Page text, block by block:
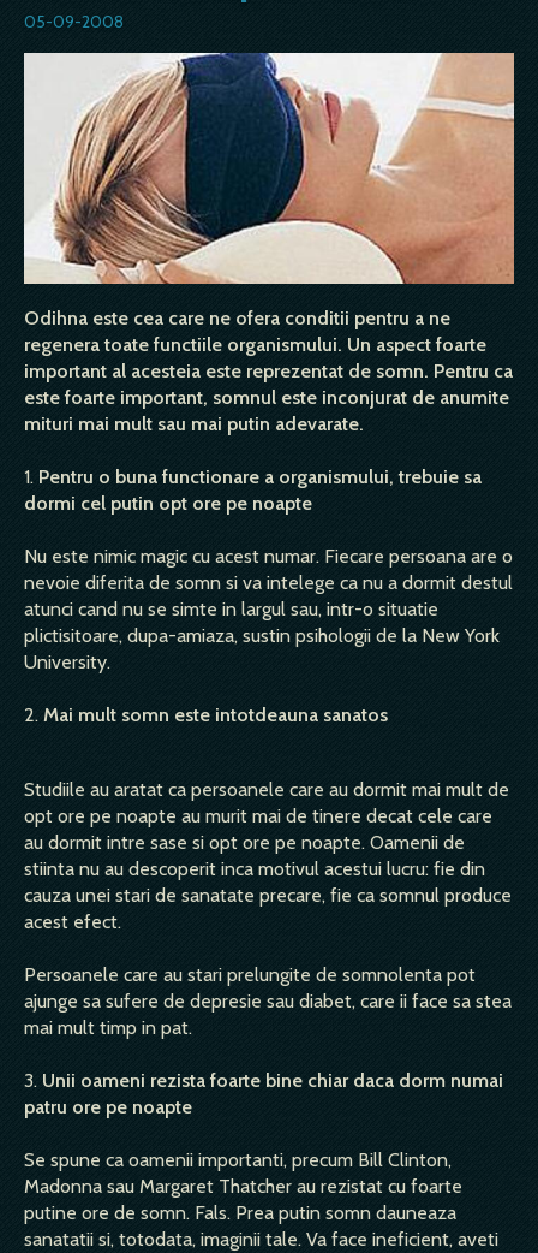
05-09-2008
Odihna este cea care ne ofera conditii pentru a ne
regenera toate functiile organismului. Un aspect foarte
important al acesteia este reprezentat de somn. Pentru ca
este foarte important, somnul este inconjurat de anumite
mituri mai mult sau mai putin adevarate.
1. Pentru o buna functionare a organismului, trebuie sa
dormi cel putin opt ore pe noapte
Nu este nimic magic cu acest numar. Fiecare persoana are o
nevoie diferita de somn si va intelege ca nu a dormit destul
atunci cand nu se simte in largul sau, intr-o situatie
plictisitoare, dupa-amiaza, sustin psihologii de la New York
University.
2. Mai mult somn este intotdeauna sanatos
Studiile au aratat ca persoanele care au dormit mai mult de
opt ore pe noapte au murit mai de tinere decat cele care
au dormit intre sase si opt ore pe noapte. Oamenii de
stiinta nu au descoperit inca motivul acestui lucru: fie din
cauza unei stari de sanatate precare, fie ca somnul produce
acest efect.
Persoanele care au stari prelungite de somnolenta pot
ajunge sa sufere de depresie sau diabet, care ii face sa stea
mai mult timp in pat.
3. Unii oameni rezista foarte bine chiar daca dorm numai
patru ore pe noapte
Se spune ca oamenii importanti, precum Bill Clinton,
Madonna sau Margaret Thatcher au rezistat cu foarte
putine ore de somn. Fals. Prea putin somn dauneaza
sanatatii si, totodata, imaginii tale. Va face ineficient, aveti